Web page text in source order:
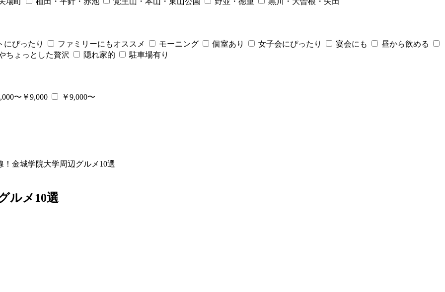
にぴったり ファミリーにもオススメ モーニング 個室あり 女子会にぴったり 宴会にも
昼から飲める
ちょっとした贅沢 隠れ家的 駐車場有り
〜￥9,000 ￥9,000〜
！金城学院大学周辺グルメ10選
ルメ10選